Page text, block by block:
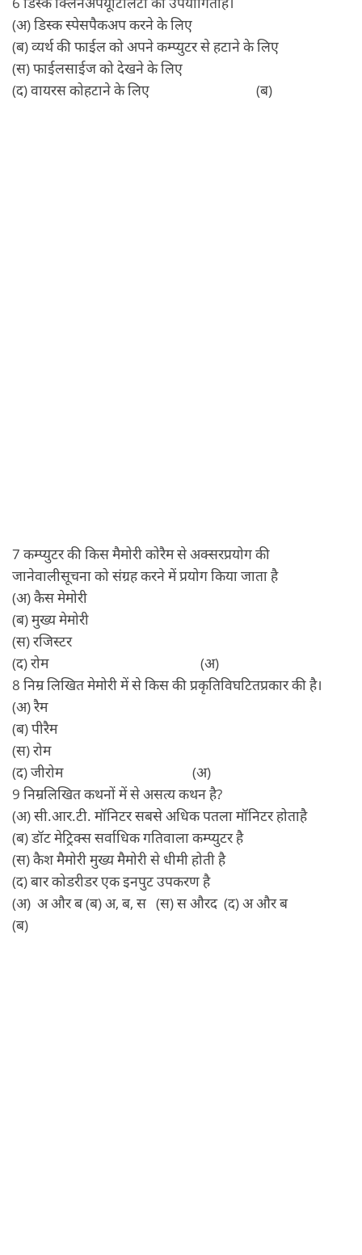
(अ) डिस्क स्पेसपैकअप करने के लिए
(ब) व्यर्थ की फाईल को अपने कम्प्युटर से हटाने के लिए
(स) फाईलसाईज को देखने के लिए
(द) वायरस कोहटाने के लिए (ब)
7 कम्प्युटर की किस मैमोरी कोरैम से अक्सरप्रयोग की
जानेवालीसूचना को संग्रह करने में प्रयोग किया जाता है
(अ) कैस मेमोरी
(ब) मुख्य मेमोरी
(स) रजिस्टर
(द) रोम (अ)
8 निम्र लिखित मेमोरी में से किस की प्रकृतिविघटितप्रकार की है।
(अ) रैम
(ब) पीरैम
(स) रोम
(द) जीरोम (अ)
9 निम्रलिखित कथनों में से असत्य कथन है?
(अ) सी.आर.टी. मॉनिटर सबसे अधिक पतला मॉनिटर होताहै
(ब) डॉट मेट्रिक्स सर्वाधिक गतिवाला कम्प्युटर है
(स) कैश मैमोरी मुख्य मैमोरी से धीमी होती है
(द) बार कोडरीडर एक इनपुट उपकरण है
(अ) अ और ब (ब) अ, ब, स (स) स औरद (द) अ और ब
(ब)